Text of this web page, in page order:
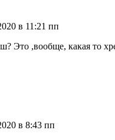
в 11:21 пп
Это ,вообще, какая то
в 8:43 пп